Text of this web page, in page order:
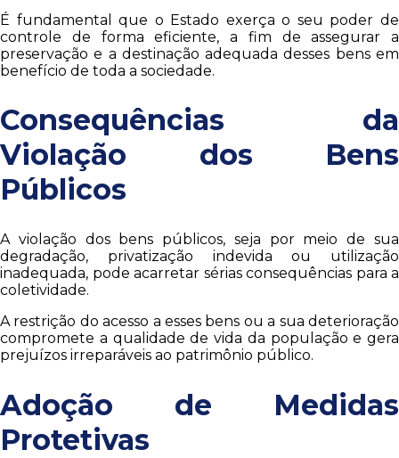
É fundamental que o Estado exerça o seu poder de
controle de forma eficiente, a fim de assegurar a
preservação e a destinação adequada desses bens em
benefício de toda a sociedade.
Consequências da
Violação dos Bens
Públicos
A violação dos bens públicos, seja por meio de sua
degradação, privatização indevida ou utilização
inadequada, pode acarretar sérias consequências para a
coletividade.
A restrição do acesso a esses bens ou a sua deterioração
compromete a qualidade de vida da população e gera
prejuízos irreparáveis ao patrimônio público.
Adoção de Medidas
Protetivas